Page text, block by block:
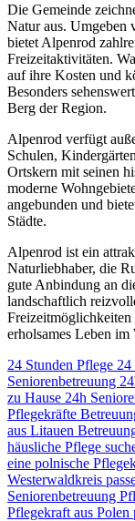
Die Gemeinde
Natur aus. Umgeben
bietet Alpenrod
Freizeitaktivitäten.
auf ihre Kosten und
Besonders
Berg der Region.
Alpenrod verfügt
Schulen,
Ortskern mit seinen
moderne
angebunden und
Städte.
Alpenrod ist ein
Naturliebhaber, die
gute Anbindung an
landschaftlich
Freizeitmöglichkeiten
erholsames Leben im
24 Stunden Pflege 24
Seniorenbetreuung
zu Hause 24h
Pflegekräfte
aus Litauen
häusliche Pflege
eine polnische
Westerwaldkreis
Seniorenbetreuung
Pflegekraft aus Polen